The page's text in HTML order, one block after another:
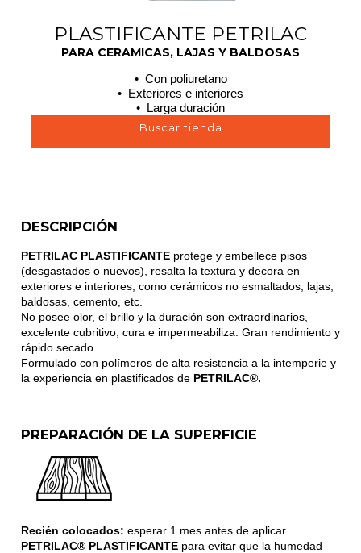
PLASTIFICANTE PETRILAC
PARA CERAMICAS, LAJAS Y BALDOSAS
• Con poliuretano
• Exteriores e interiores
• Larga duración
Buscar tienda
DESCRIPCIÓN
PETRILAC PLASTIFICANTEprotege y embellece pisos
(desgastados o nuevos), resalta la textura y decora en
exteriores e interiores, como cerámicos no esmaltados, lajas,
baldosas, cemento, etc.
No posee olor, el brillo y la duración son extraordinarios,
excelente cubritivo, cura e impermeabiliza. Gran rendimiento y
rápido secado.
Formulado con polímeros de alta resistencia a la intemperie y
la experiencia en plastificados dePETRILAC®.
PREPARACIÓN DE LA SUPERFICIE
Recién colocados: esperar 1 mes antes de aplicar
PETRILAC® PLASTIFICANTE para evitar que la humedad